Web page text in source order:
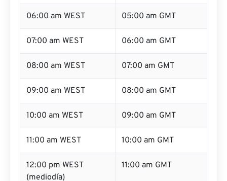
06:00 am WEST 05:00 am GMT
07:00 am WEST 06:00 am GMT
08:00 am WEST 07:00 am GMT
09:00 am WEST 08:00 am GMT
10:00 am WEST 09:00 am GMT
11:00 am WEST 10:00 am GMT
12:00 pm WEST
(mediodía)
11:00 am GMT